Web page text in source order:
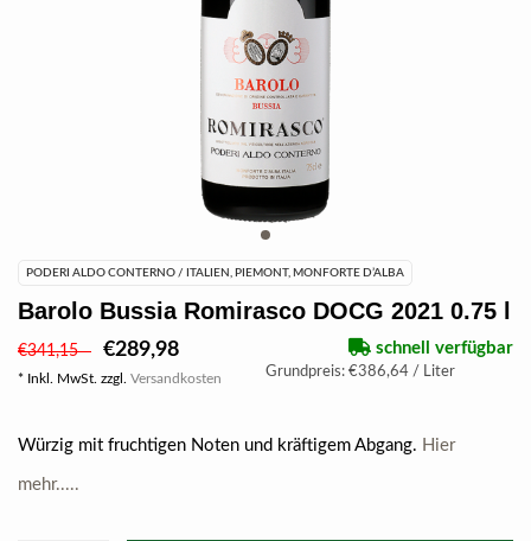
PODERI ALDO CONTERNO / ITALIEN, PIEMONT, MONFORTE D’ALBA
Barolo Bussia Romirasco DOCG 2021 0.75 l
€341,15 €289,98
* Inkl. MwSt. zzgl. Versandkosten
schnell verfügbar
Grundpreis: €386,64 / Liter
Würzig mit fruchtigen Noten und kräftigem Abgang. Hier
mehr.....